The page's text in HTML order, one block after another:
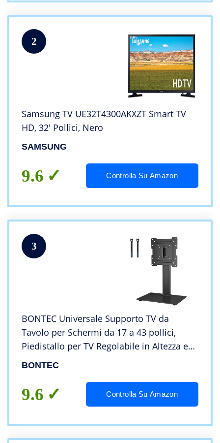
2
Samsung TV UE32T4300AKXZT Smart TV
HD, 32′ Pollici, Nero
SAMSUNG
9.6 Controlla Su Amazon
3
BONTEC Universale Supporto TV da
Tavolo per Schermi da 17 a 43 pollici,
Piedistallo per TV Regolabile in Altezza e
Girevole con Base in Vetro Temperato,
BONTEC
9.6 Controlla Su Amazon